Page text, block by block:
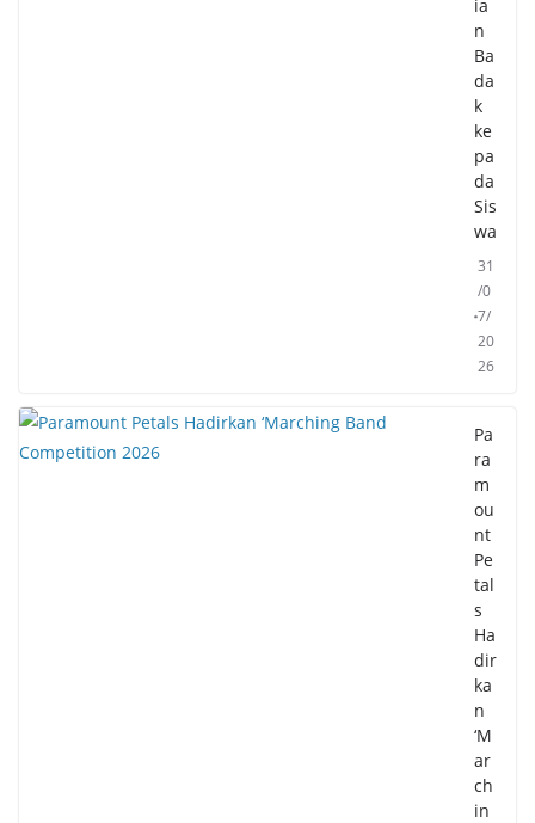
ia
n
Ba
da
k
ke
pa
da
Sis
wa
31
/0
7/
20
26
Pa
ra
m
ou
nt
Pe
tal
s
Ha
dir
ka
n
‘M
ar
ch
in